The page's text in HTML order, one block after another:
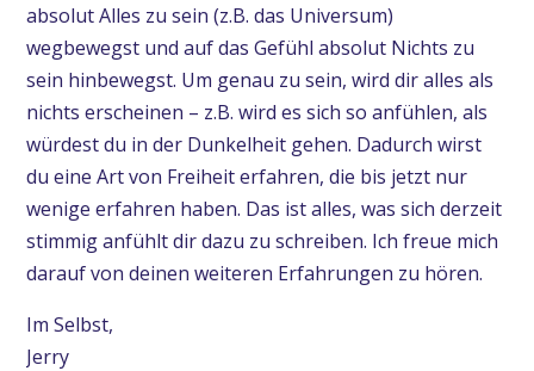
absolut Alles zu sein (z.B. das Universum)
wegbewegst und auf das Gefühl absolut Nichts zu
sein hinbewegst. Um genau zu sein, wird dir alles als
nichts erscheinen – z.B. wird es sich so anfühlen, als
würdest du in der Dunkelheit gehen. Dadurch wirst
du eine Art von Freiheit erfahren, die bis jetzt nur
wenige erfahren haben. Das ist alles, was sich derzeit
stimmig anfühlt dir dazu zu schreiben. Ich freue mich
darauf von deinen weiteren Erfahrungen zu hören.
Im Selbst,
Jerry